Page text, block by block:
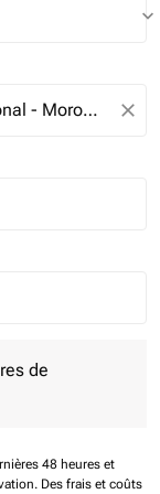
keyboard_arrow_down
close
de
48 heures et
Des frais et coûts